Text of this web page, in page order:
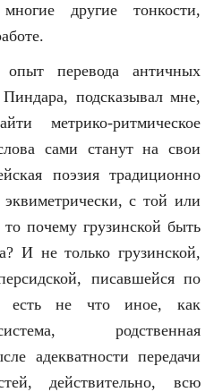
другие тонкости,
перевода античных
подсказывал мне,
метрико-ритмическое
сами станут на свои
поэзия традиционно
с той или
почему грузинской быть
И не только грузинской,
писавшейся по
есть не что иное, как
родственная
адекватности передачи
действительно, всю